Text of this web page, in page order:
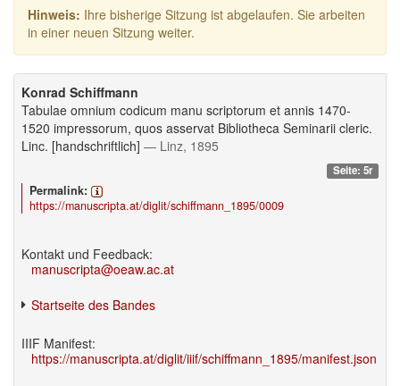
Hinweis: Ihre bisherige Sitzung ist abgelaufen. Sie arbeiten
in einer neuen Sitzung weiter.
Konrad Schiffmann
Tabulae omnium codicum manu scriptorum et annis 1470-
1520 impressorum, quos asservat Bibliotheca Seminarii cleric.
Linc. [handschriftlich] — Linz, 1895
Seite: 5r
Permalink:
https://manuscripta.at/diglit/schiffmann_1895/0009
Kontakt und Feedback:
manuscripta@oeaw.ac.at
Startseite des Bandes
IIIF Manifest:
https://manuscripta.at/diglit/iiif/schiffmann_1895/manifest.json